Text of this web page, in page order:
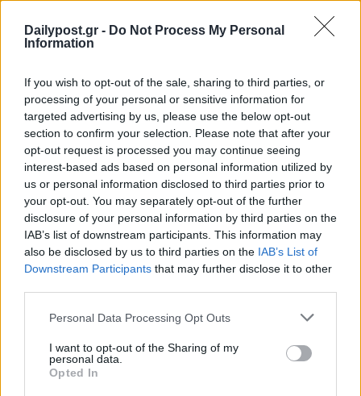
Dailypost.gr - Do Not Process My Personal
Information
If you wish to opt-out of the sale, sharing to third parties, or
processing of your personal or sensitive information for
targeted advertising by us, please use the below opt-out
section to confirm your selection. Please note that after your
opt-out request is processed you may continue seeing
interest-based ads based on personal information utilized by
us or personal information disclosed to third parties prior to
your opt-out. You may separately opt-out of the further
disclosure of your personal information by third parties on the
IAB’s list of downstream participants. This information may
also be disclosed by us to third parties on the IAB’s List of
Downstream Participants that may further disclose it to other
Personal Data Processing Opt Outs
I want to opt-out of the Sharing of my
personal data.
Opted In
Αυτός είναι ο στόχος της καινοτόμου δράσης που θα «τρέξει»
πιλοτικά ο e-ΕΦΚΑ. Σε πρώτη φάση, θα αφορά ασφαλισμένους
«Χάρτης» πληρωμών από τον e-ΕΦΚΑ και τη
ΔΥΠΑ έως τις 27 Οκτωβρίου
21/10/2023